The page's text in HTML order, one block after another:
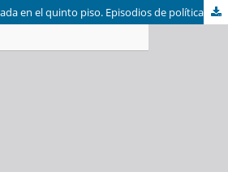
Diario de una temporada en el quinto piso. Episodios de política económica en los años de Alfonsín